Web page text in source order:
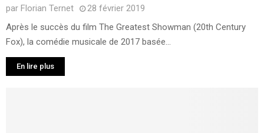
par Florian Ternet
28 février 2019
Après le succès du film The Greatest Showman (20th Century
Fox), la comédie musicale de 2017 basée...
En lire plus